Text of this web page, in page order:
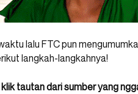
lalu FTC pun
langkah-langkahnya!
tautan dari sumber yang